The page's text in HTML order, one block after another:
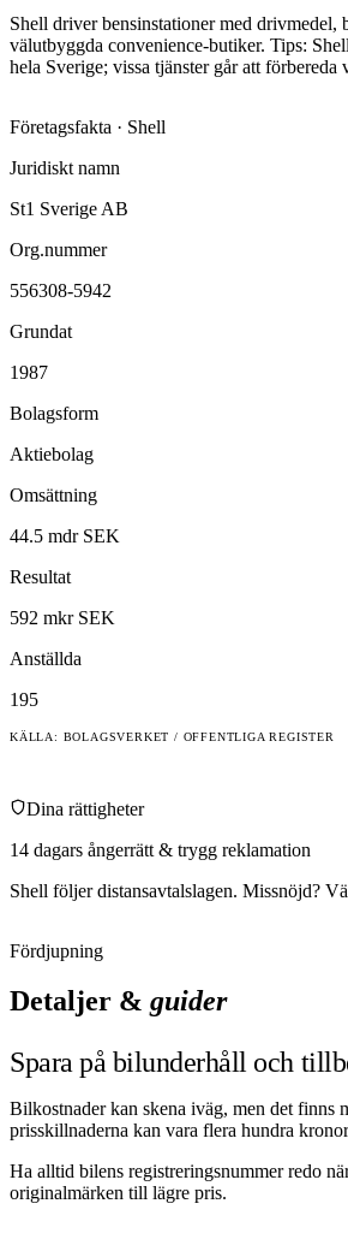
Shell driver bensinstationer med
välutbyggda convenience-butiker. Tips:
hela Sverige; vissa tjänster går att
Företagsfakta · Shell
Juridiskt namn
St1 Sverige AB
Org.nummer
556308-5942
Grundat
1987
Bolagsform
Aktiebolag
Omsättning
44.5 mdr SEK
Resultat
592 mkr SEK
Anställda
195
KÄLLA: BOLAGSVERKET / OFFENTLIGA REGISTER
Dina rättigheter
14 dagars ångerrätt & trygg reklamation
Shell följer distansavtalslagen. Missnöjd?
Fördjupning
Detaljer & guider
Spara på bilunderhåll och
Bilkostnader kan skena iväg, men det finns
prisskillnaderna kan vara flera hundra
Ha alltid bilens registreringsnummer redo
originalmärken till lägre pris.